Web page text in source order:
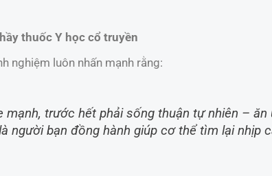
thuốc Y học cổ truyền
nghiệm luôn nhấn mạnh rằng:
mạnh, trước hết phải sống thuận tự nhiên –
người bạn đồng hành giúp cơ thể tìm lại nhịp